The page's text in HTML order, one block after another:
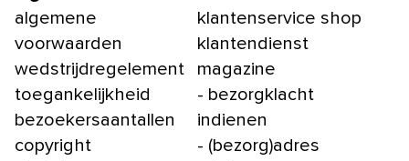
algemene
voorwaarden
wedstrijdregelement
toegankelijkheid
bezoekersaantallen
copyright
klantenservice shop
klantendienst
magazine
- bezorgklacht
indienen
- (bezorg)adres